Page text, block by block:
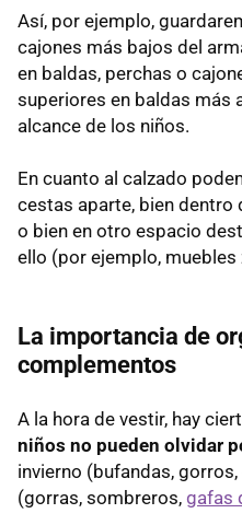
Así, por ejemplo,
cajones más bajos del
en baldas, perchas o
superiores en baldas más
alcance de los niños.
En cuanto al calzado
cestas aparte, bien dentro
o bien en otro espacio
ello (por ejemplo, muebles
La importancia de
complementos
A la hora de vestir, hay
niños no pueden olvidar
invierno (bufandas,
(gorras, sombreros, gafas